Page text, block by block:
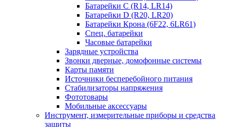
Батарейки C (R14, LR14)
Батарейки D (R20, LR20)
Батарейки Крона (6F22, 6LR61)
Спец. батарейки
Часовые батарейки
Зарядные устройства
Звонки дверные, домофонные системы
Карты памяти
Источники бесперебойного питания
Стабилизаторы напряжения
Фототовары
Мобильные аксессуары
Инструмент, измерительные приборы и средства
защиты